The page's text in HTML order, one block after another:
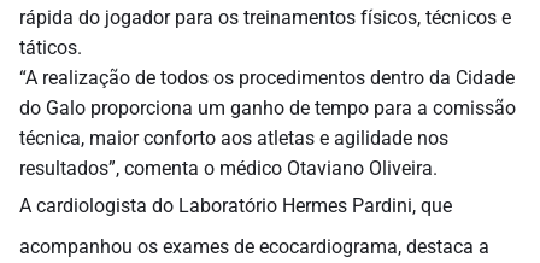
rápida do jogador para os treinamentos físicos, técnicos e
táticos.
“A realização de todos os procedimentos dentro da Cidade
do Galo proporciona um ganho de tempo para a comissão
técnica, maior conforto aos atletas e agilidade nos
resultados”, comenta o médico Otaviano Oliveira.
A cardiologista do Laboratório Hermes Pardini, que
acompanhou os exames de ecocardiograma, destaca a